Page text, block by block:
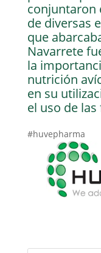
conjuntaron
de diversas
que
Navarrete
la
nutrición
en su
el uso de las
#huvepharma